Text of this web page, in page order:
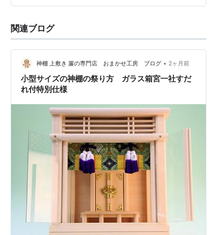
経緯がある。 神具などはプラスチック製より木製のほう
大量販売を考えると、木製製品はプラスチック製品に比
べて効率が悪い、とても悪い。 だから、プラスチック製
関連ブログ
神棚 上敷き 簾の専門店 おまかせ工房 ブログ • 2ヶ月前
小型サイズの神棚の祭り方 ガラス箱宮一社すだ
れ付特別仕様